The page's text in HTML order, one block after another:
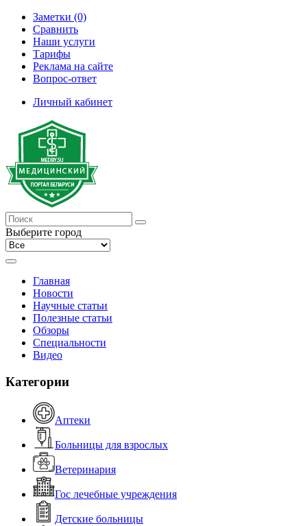
Заметки (0)
Сравнить
Наши услуги
Тарифы
Реклама на сайте
Вопрос-ответ
Личный кабинет
Выберите город
Главная
Новости
Научные статьи
Полезные статьи
Обзоры
Специальности
Видео
Категории
Аптеки
Больницы для взрослых
Ветеринария
Гос лечебные учреждения
Детские больницы